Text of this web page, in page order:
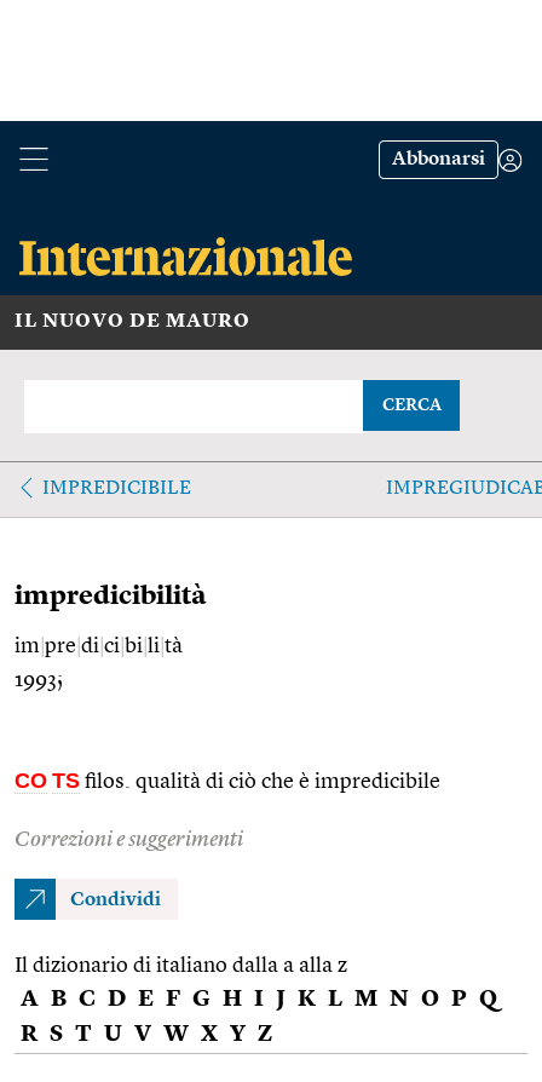
Abbonarsi
IL NUOVO DE MAURO
CERCA
IMPREDICIBILE
impredicibilità
im pre di ci bi li tà
1993;
CO TS filos. qualità di ciò che è impredicibile
Correzioni e suggerimenti
Condividi
Il dizionario di italiano dalla a alla z
A B C D E F G H I J K L M N O P Q
R S T U V W X Y Z